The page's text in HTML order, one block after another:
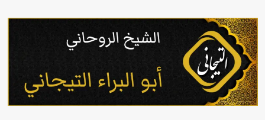
إلى
المحتوى